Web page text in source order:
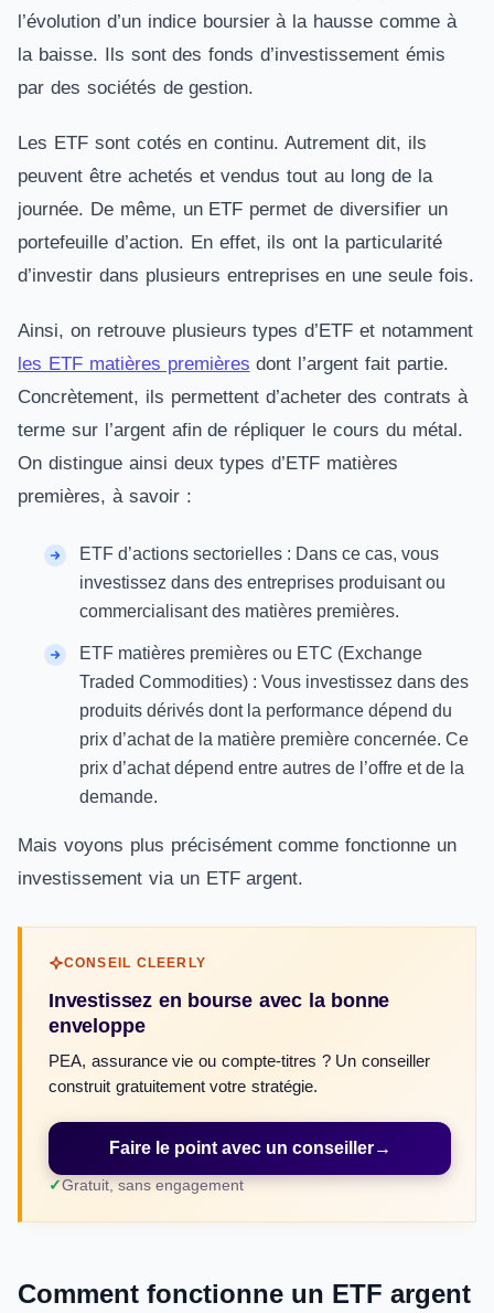
l’évolution d’un indice boursier à la hausse comme à
la baisse. Ils sont des fonds d’investissement émis
par des sociétés de gestion.
Les ETF sont cotés en continu. Autrement dit, ils
peuvent être achetés et vendus tout au long de la
journée. De même, un ETF permet de diversifier un
portefeuille d’action. En effet, ils ont la particularité
d’investir dans plusieurs entreprises en une seule fois.
Ainsi, on retrouve plusieurs types d’ETF et notamment
les ETF matières premières dont l’argent fait partie.
Concrètement, ils permettent d’acheter des contrats à
terme sur l’argent afin de répliquer le cours du métal.
On distingue ainsi deux types d’ETF matières
premières, à savoir :
ETF d’actions sectorielles : Dans ce cas, vous
investissez dans des entreprises produisant ou
commercialisant des matières premières.
ETF matières premières ou ETC (Exchange
Traded Commodities) : Vous investissez dans des
produits dérivés dont la performance dépend du
prix d’achat de la matière première concernée. Ce
prix d’achat dépend entre autres de l’offre et de la
demande.
Mais voyons plus précisément comme fonctionne un
investissement via un ETF argent.
CONSEIL CLEERLY
Investissez en bourse avec la bonne
enveloppe
PEA, assurance vie ou compte-titres ? Un conseiller
construit gratuitement votre stratégie.
Faire le point avec un conseiller→
Gratuit, sans engagement
Comment fonctionne un ETF argent